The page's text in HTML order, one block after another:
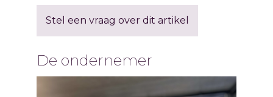
Stel een vraag over dit artikel
De ondernemer